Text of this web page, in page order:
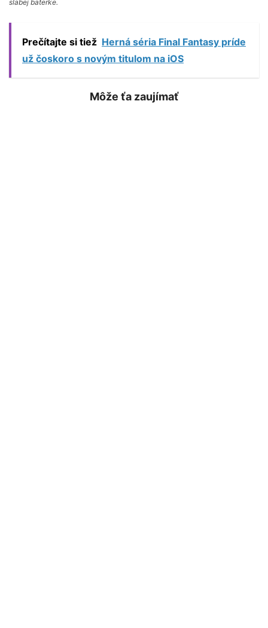
slabej baterke.
Prečítajte si tiež Herná séria Final Fantasy príde
už čoskoro s novým titulom na iOS
Môže ťa zaujímať